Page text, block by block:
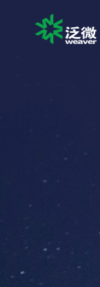
Open
Menu